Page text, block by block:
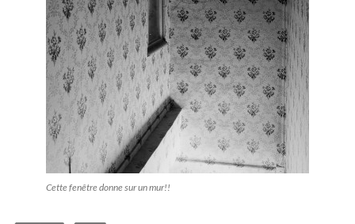
Cette fenêtre donne sur un mur!!